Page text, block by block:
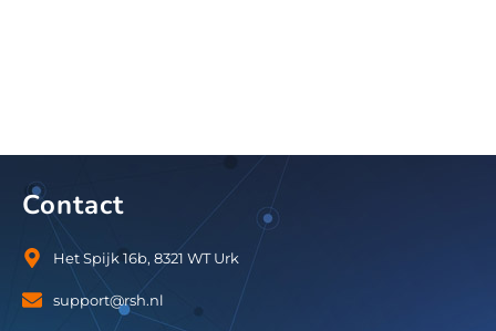
Contact
Het Spijk 16b, 8321 WT Urk
support@rsh.nl